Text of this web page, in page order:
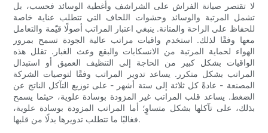
لا تقتصر صيانة الفراش على الشراشف وأغطية الوسائد فحسب، بل
تشمل المرتبة والوسائد وحشوات اللحاف التي تتطلب عناية خاصة
للحفاظ على الراحة والمتانة. ينبغي اعتبار المراتب أصولًا قيّمة والتعامل
معها وفقًا لذلك. استخدم واقيات مراتب عالية الجودة تسمح بمرور
الهواء لحماية المرتبة من الانسكابات والبقع وعث الغبار. تقلل هذه
الواقيات بشكل كبير من الحاجة إلى التنظيف العميق أو استبدال
المراتب بشكل متكرر. يساعد تدوير المراتب وفقًا لتوصيات الشركة
المصنعة - عادةً كل ثلاثة إلى ستة أشهر - على توزيع التآكل الناتج عن
الضغط. يساعد قلب المراتب غير المزودة بوسادة علوية، حيثما يسمح
بذلك، على تآكلها بشكل متساوٍ؛ أما المراتب المزودة بوسادة علوية،
فغالبًا ما تتطلب تدويرها بدلًا من قلبها.